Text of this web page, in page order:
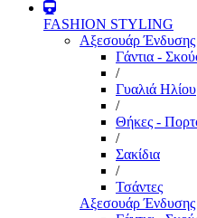
FASHION STYLING
Αξεσουάρ Ένδυσης
Γάντια -
/
Γυαλιά Ηλίου
/
Θήκες -
/
Σακίδια
/
Τσάντες
Αξεσουάρ Ένδυσης